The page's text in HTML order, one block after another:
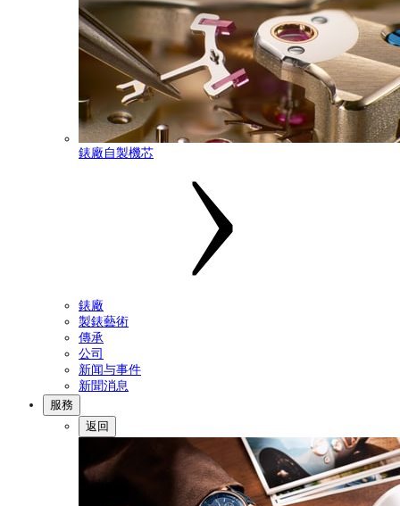
錶廠自製機芯
錶廠
製錶藝術
傳承
公司
新闻与事件
新聞消息
服務
返回